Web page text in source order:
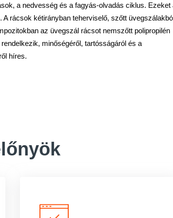
a nedvesség és a fagyás-olvadás ciklus. Ezeket
rácsok kétirányban teherviselő, szőtt
az üvegszál rácsot nemszőtt polipropilén
minőségéről, tartósságáról és a
híres.